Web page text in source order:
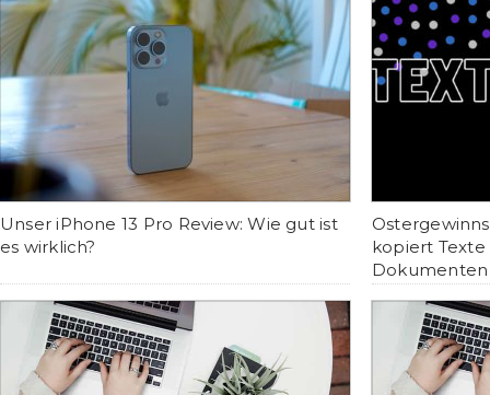
Unser iPhone 13 Pro Review: Wie gut ist
es wirklich?
kopiert
Dokumenten